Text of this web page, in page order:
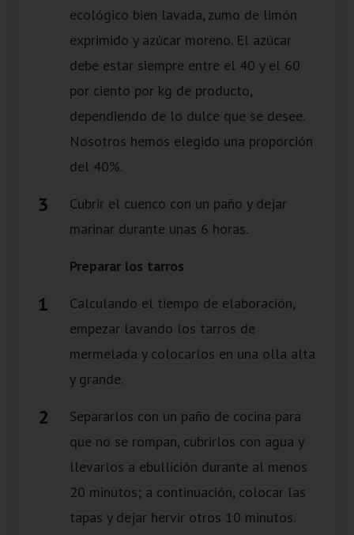
ecológico bien lavada, zumo de limón
exprimido y azúcar moreno. El azúcar
debe estar siempre entre el 40 y el 60
por ciento por kg de producto,
dependiendo de lo dulce que se desee.
Nosotros hemos elegido una proporción
del 40%.
Cubrir el cuenco con un paño y dejar
marinar durante unas 6 horas.
Preparar los tarros
Calculando el tiempo de elaboración,
empezar lavando los tarros de
mermelada y colocarlos en una olla alta
y grande.
Separarlos con un paño de cocina para
que no se rompan, cubrirlos con agua y
llevarlos a ebullición durante al menos
20 minutos; a continuación, colocar las
tapas y dejar hervir otros 10 minutos.